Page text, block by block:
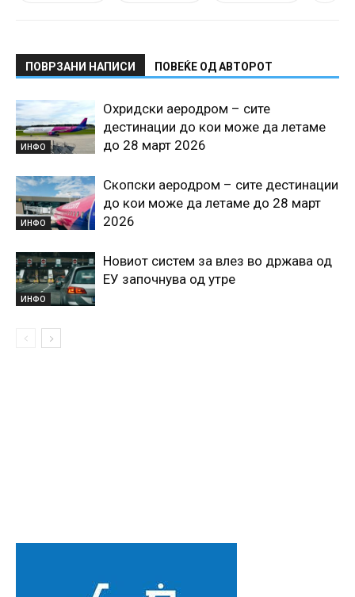
ПОВРЗАНИ НАПИСИ ПОВЕЌЕ ОД АВТОРОТ
ИНФО
Охридски аеродром – сите
дестинации до кои може да летаме
до 28 март 2026
ИНФО
Скопски аеродром – сите дестинации
до кои може да летаме до 28 март
2026
ИНФО
Новиот систем за влез во држава од
ЕУ започнува од утре